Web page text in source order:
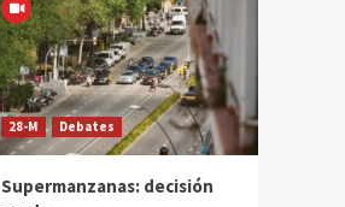
28-M Debates
Supermanzanas: decisión